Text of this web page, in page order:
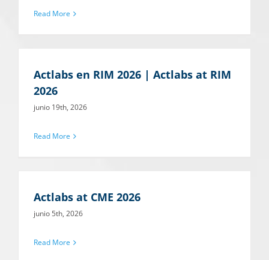
Read More
Actlabs en RIM 2026 | Actlabs at RIM
2026
junio 19th, 2026
Read More
Actlabs at CME 2026
junio 5th, 2026
Read More